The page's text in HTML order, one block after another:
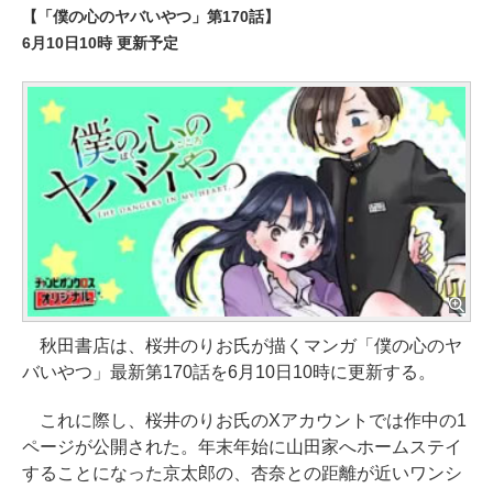
【「僕の心のヤバいやつ」第170話】
6月10日10時 更新予定
秋田書店は、桜井のりお氏が描くマンガ「僕の心のヤ
バいやつ」最新第170話を6月10日10時に更新する。
これに際し、桜井のりお氏のXアカウントでは作中の1
ページが公開された。年末年始に山田家へホームステイ
することになった京太郎の、杏奈との距離が近いワンシ